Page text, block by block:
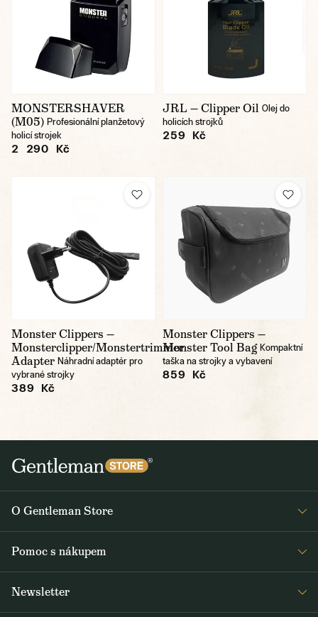
MONSTERSHAVER
(M05) Profesionální planžetový
holicí strojek
2 290 Kč
JRL — Clipper Oil Olej do
holicích strojků
259 Kč
Monster Clippers —
Monsterclipper/Monstertrimmer
Adapter Náhradní adaptér pro
vybrané strojky
389 Kč
Monster Clippers —
Monster Tool Bag Kompaktní
taška na strojky a vybavení
859 Kč
O Gentleman Store
Pomoc s nákupem
Newsletter